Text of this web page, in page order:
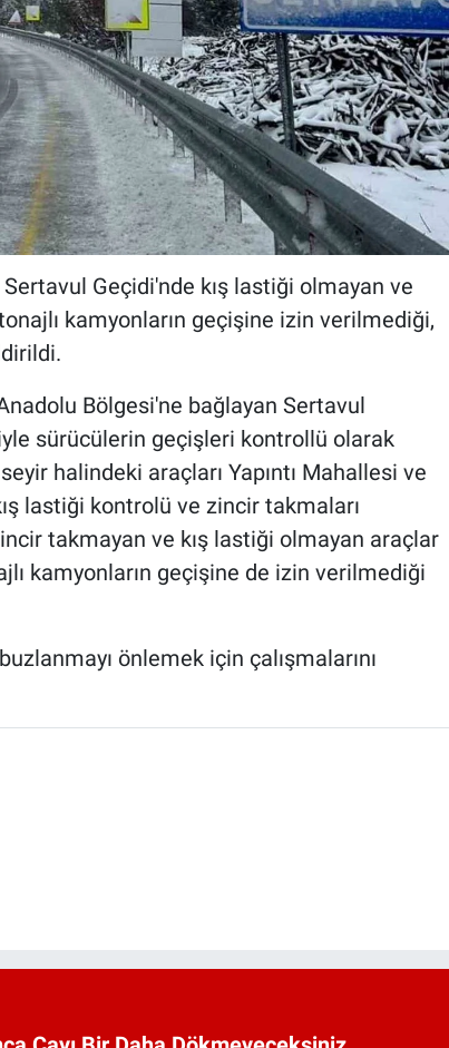
Geçidi'nde kış lastiği olmayan ve
kamyonların geçişine izin verilmediği,
Bölgesi'ne bağlayan Sertavul
sürücülerin geçişleri kontrollü olarak
halindeki araçları Yapıntı Mahallesi ve
lastiği kontrolü ve zincir takmaları
takmayan ve kış lastiği olmayan araçlar
kamyonların geçişine de izin verilmediği
önlemek için çalışmalarını